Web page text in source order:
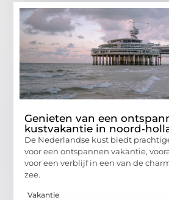
Genieten van een
kustvakantie in
De Nederlandse kust biedt
voor een ontspannen vakantie,
voor een verblijf in een van de
zee.
Vakantie